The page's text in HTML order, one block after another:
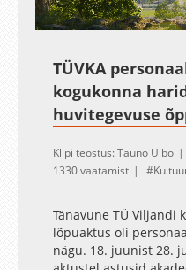
UnmuteLoaded:
0.28%
TÜVKA
kogukonna
huvitegevuse
Klipi teostus: Tauno Uibo
1330 vaatamist
Tänavune TÜ Viljandi
lõpuaktus oli
nägu. 18. juunist 28.